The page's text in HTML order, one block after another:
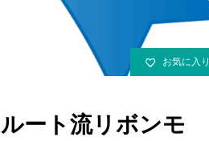
お気に入り
ート流リボンモ